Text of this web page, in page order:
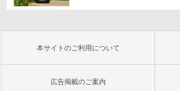
本サイトのご利用について
広告掲載のご案内